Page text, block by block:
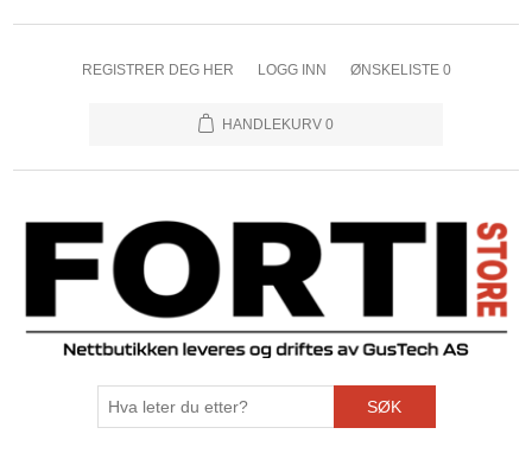
REGISTRER DEG HER LOGG INN ØNSKELISTE 0
HANDLEKURV 0
SØK